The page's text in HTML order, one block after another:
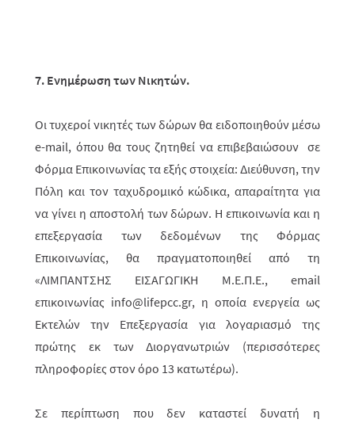
7. Ενημέρωση των Νικητών.
Οι τυχεροί νικητές των δώρων θα ειδοποιηθούν μέσω
e-mail, όπου θα τους ζητηθεί να επιβεβαιώσουν σε
Φόρμα Επικοινωνίας τα εξής στοιχεία: Διεύθυνση, την
Πόλη και τον ταχυδρομικό κώδικα, απαραίτητα για
να γίνει η αποστολή των δώρων. Η επικοινωνία και η
επεξεργασία των δεδομένων της Φόρμας
Επικοινωνίας, θα πραγματοποιηθεί από τη
«ΛΙΜΠΑΝΤΣΗΣ ΕΙΣΑΓΩΓΙΚΗ Μ.Ε.Π.Ε., email
επικοινωνίας info@lifepcc.gr, η οποία ενεργεία ως
Εκτελών την Επεξεργασία για λογαριασμό της
πρώτης εκ των Διοργανωτριών (περισσότερες
πληροφορίες στον όρο 13 κατωτέρω).
Σε περίπτωση που δεν καταστεί δυνατή η